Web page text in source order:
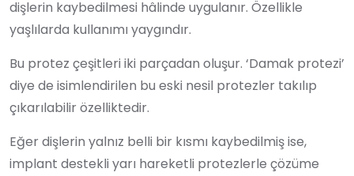
dişlerin kaybedilmesi hâlinde uygulanır. Özellikle
yaşlılarda kullanımı yaygındır.
Bu protez çeşitleri iki parçadan oluşur. ‘Damak protezi’
diye de isimlendirilen bu eski nesil protezler takılıp
çıkarılabilir özelliktedir.
Eğer dişlerin yalnız belli bir kısmı kaybedilmiş ise,
implant destekli yarı hareketli protezlerle çözüme